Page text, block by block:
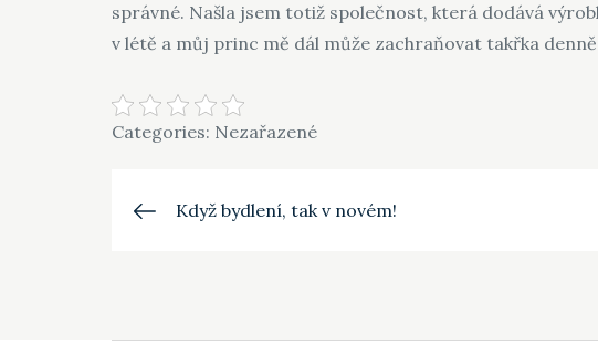
správné. Našla jsem totiž společnost, která dodává
v létě a můj princ mě dál může zachraňovat takřka
Categories: Nezařazené
Navigace
Když bydlení, tak v novém!